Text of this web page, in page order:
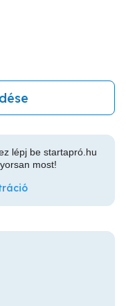
lépj be startapró.hu
most!